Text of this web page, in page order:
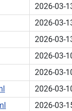
2026-03-
2026-03-
2026-03-
2026-03-
2026-03-
2026-03-
2026-03-